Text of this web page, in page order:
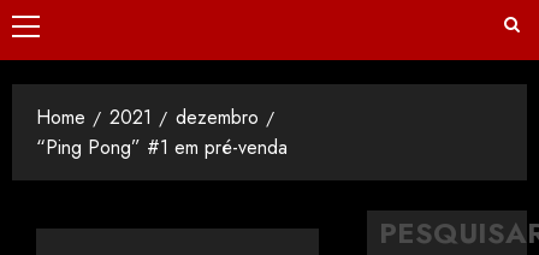
Home 2021
dezembro
“Ping Pong” #1 em pré-venda